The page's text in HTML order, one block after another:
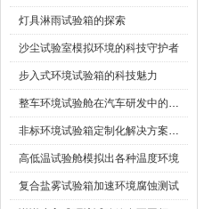
灯具淋雨试验箱的探索
沙尘试验室模拟环境的科技守护者
步入式环境试验箱的科技魅力
整车环境试验舱在汽车研发中的作用
非标环境试验箱定制化解决方案在可靠性测试中的重要性
高低温试验舱模拟出各种温度环境
复合盐雾试验箱加速环境腐蚀测试